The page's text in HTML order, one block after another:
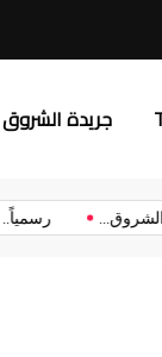
جريدة الشروق
الشروق...